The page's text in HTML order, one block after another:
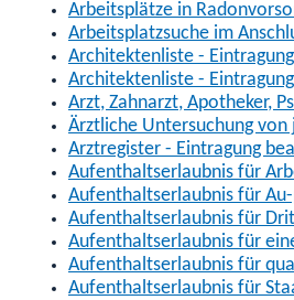
Arbeitsplätze in
Arbeitsplatzsuche im
Architektenliste -
Architektenliste -
Arzt, Zahnarzt, Apotheker,
Ärztliche Untersuchung von
Arztregister - Eintragung
Aufenthaltserlaubnis für
Aufenthaltserlaubnis für
Aufenthaltserlaubnis für
Aufenthaltserlaubnis für
Aufenthaltserlaubnis für
Aufenthaltserlaubnis für